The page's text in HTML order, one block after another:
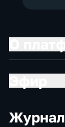
Журнал